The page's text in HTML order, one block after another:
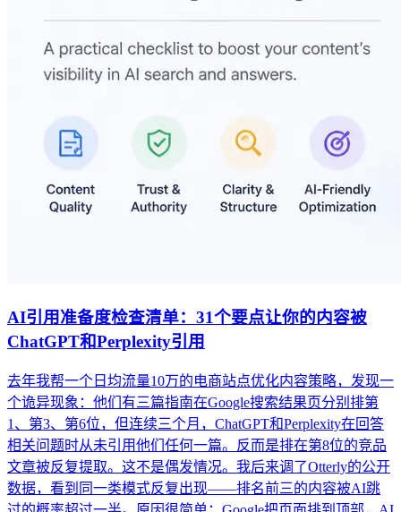
AI引用准备度检查清单：31个要点让你的内容被
ChatGPT和Perplexity引用
去年我帮一个日均流量10万的电商站点优化内容策略，发现一
个诡异现象：他们有三篇指南在Google搜索结果页分别排第
1、第3、第6位，但连续三个月，ChatGPT和Perplexity在回答
相关问题时从未引用他们任何一篇。反而是排在第8位的竞品
文章被反复提取。这不是偶发情况。我后来调了Otterly的公开
数据，看到同一类模式反复出现——排名前三的内容被AI跳